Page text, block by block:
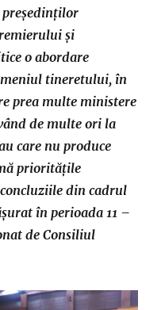
președinților
și
o abordare
tineretului, în
prea multe ministere
de multe ori la
care nu produce
prioritățile
din cadrul
în perioada 11 –
de Consiliul